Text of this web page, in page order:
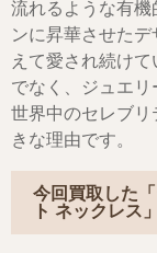
流れるような有
ンに昇華させた
えて愛され続け
でなく、ジュエリ
世界中のセレブ
きな理由です。
今回買取した
ト ネックレス